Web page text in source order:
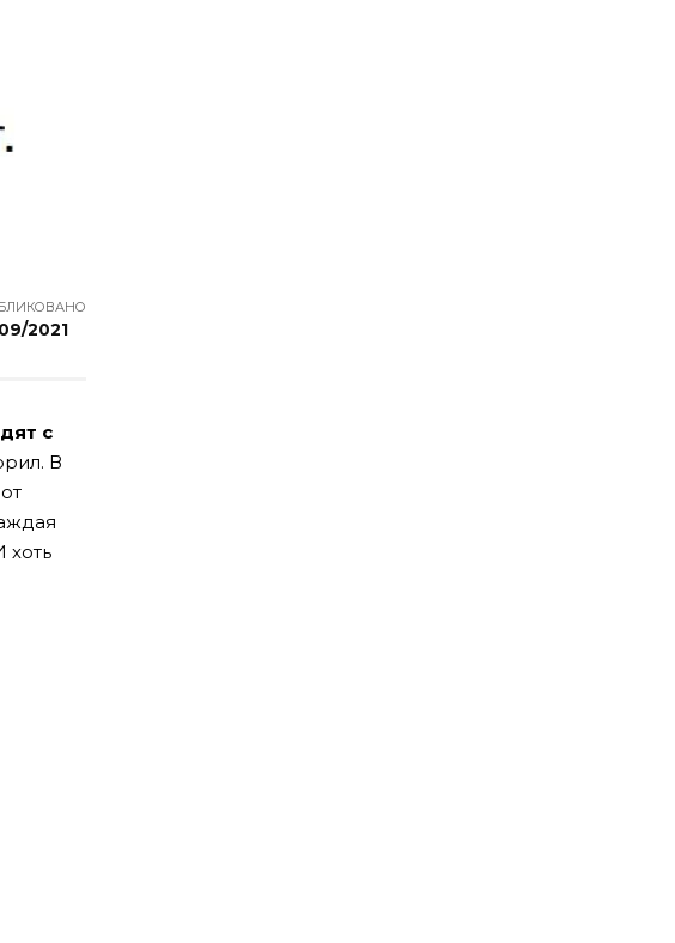
2021
с
В
хоть